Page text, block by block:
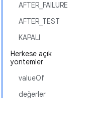
AFTER_FAILURE
AFTER_TEST
KAPALI
Herkese açık
yöntemler
valueOf
değerler